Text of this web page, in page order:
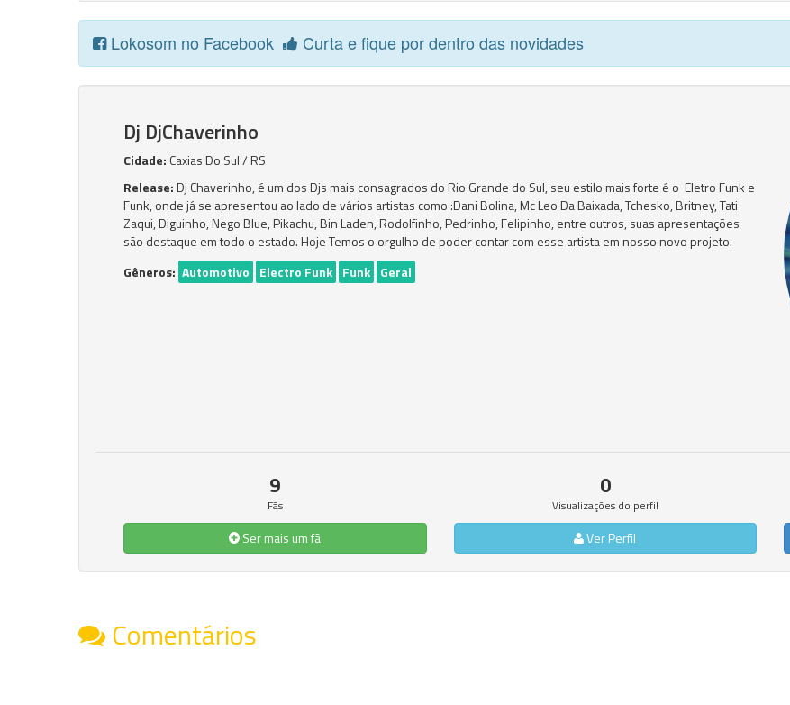
Lokosom no Facebook Curta e fique por dentro das novidades
Dj DjChaverinho
Cidade: Caxias Do Sul / RS
Release:Dj Chaverinho, é um dos Djs mais consagrados do Rio Grande do Sul, seu estilo mais forte é o Eletro Funk e
Funk, onde já se apresentou ao lado de vários artistas como :Dani Bolina, Mc Leo Da Baixada, Tchesko, Britney, Tati
Zaqui, Diguinho, Nego Blue, Pikachu, Bin Laden, Rodolfinho, Pedrinho, Felipinho, entre outros, suas apresentações
são destaque em todo o estado. Hoje Temos o orgulho de poder contar com esse artista em nosso novo projeto.
Gêneros: Automotivo Electro Funk Funk Geral
9
Fãs
Ser mais um fã
0
Visualizações do perfil
Ver Perfil
Comentários